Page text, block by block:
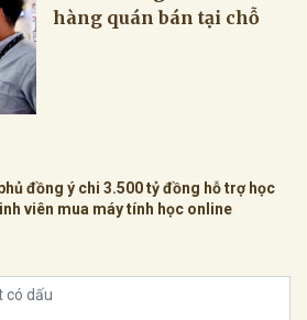
hàng quán bán tại chỗ
đồng ý chi 3.500 tỷ đồng hỗ trợ học
viên mua máy tính học online